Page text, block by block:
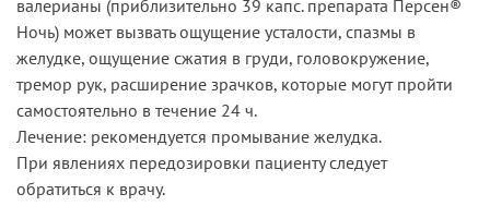
валерианы (приблизительно 39 капс. препарата Персен®
Ночь) может вызвать ощущение усталости, спазмы в
желудке, ощущение сжатия в груди, головокружение,
тремор рук, расширение зрачков, которые могут пройти
самостоятельно в течение 24 ч.
Лечение: рекомендуется промывание желудка.
При явлениях передозировки пациенту следует
обратиться к врачу.